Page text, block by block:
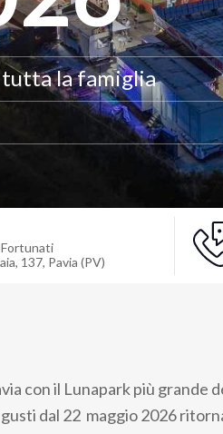
tutta la famiglia
137, Pavia (PV)
con il Lunapark più grande
dal 22 maggio 2026